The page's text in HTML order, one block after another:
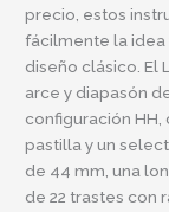
precio, estos
fácilmente la
diseño clásico. El
arce y diapasón
configuración
pastilla y un
de 44 mm, una
de 22 trastes con